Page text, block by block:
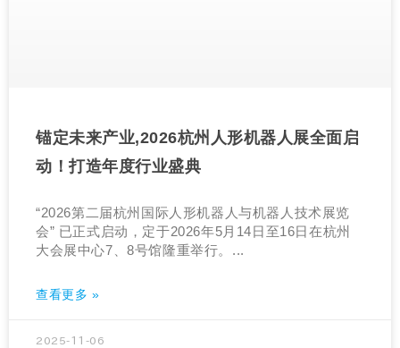
锚定未来产业,2026杭州人形机器人展全面启
动！打造年度行业盛典
“2026第二届杭州国际人形机器人与机器人技术展览
会” 已正式启动，定于2026年5月14日至16日在杭州
大会展中心7、8号馆隆重举行。...
查看更多 »
2025-11-06